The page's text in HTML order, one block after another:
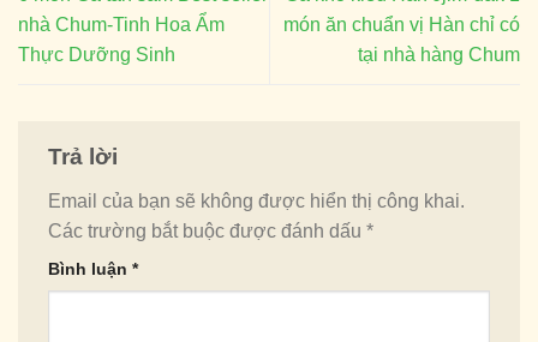
nhà Chum-Tinh Hoa Ẩm
Thực Dưỡng Sinh
món ăn chuẩn vị Hàn chỉ có
tại nhà hàng Chum
Trả lời
Email của bạn sẽ không được hiển thị công khai.
Các trường bắt buộc được đánh dấu *
Bình luận *